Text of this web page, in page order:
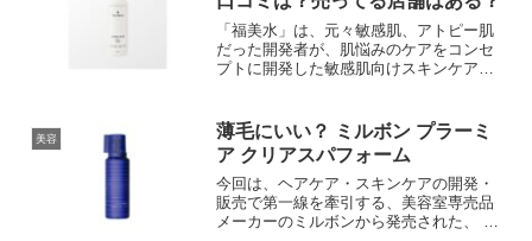
「福美水」は、元々敏感肌、アトピー肌
だった開発者が、肌悩みのケアをコンセ
プトに開発した敏感肌向けスキンケアブ
合し、肌荒れしにくい肌に整えます。さ
らに、「シラカバ」がコラ...
美容
薄毛にいい？ ミルボン プラーミ
ア クリアスパフォーム
今回は、ヘアケア・スキンケアの開発・
販売で第一線を牽引する、美容室専売品
メーカーのミルボンから発売された、 炭